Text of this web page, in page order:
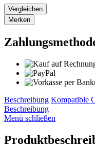
Vergleichen
Merken
Beschreibung Kompatible
Beschreibung
Menü schließen